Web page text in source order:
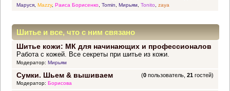
Маруся, Mazzy, Раиса Борисенко, Tomin Мирьям, Tonito zaya
Шитье и все, что с ним связано
Шитье кожи: МК для начинающих и профессионалов
Работа с кожей. Все секреты при шитье из кожи.
Модератор: Мирьям
Сумки. Шьем & вышиваем (0 пользователь,21 гостей)
Модератор: Борисова